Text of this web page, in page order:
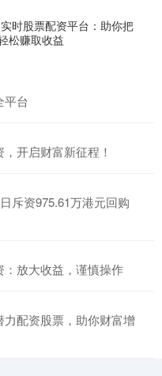
时股票配资平台：助你把
松赚取收益
平台
开启财富新征程！
斥资975.61万港元回购
放大收益，谨慎操作
配资股票，助你财富增